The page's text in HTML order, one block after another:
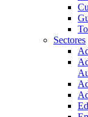
Sectores